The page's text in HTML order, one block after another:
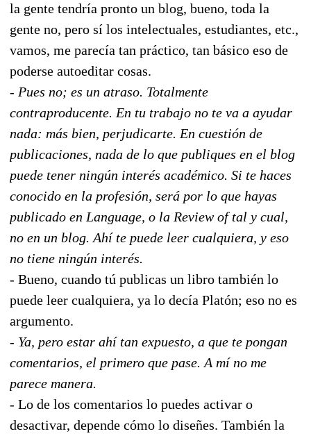
la gente tendría pronto un blog, bueno, toda la
gente no, pero sí los intelectuales, estudiantes, etc.,
vamos, me parecía tan práctico, tan básico eso de
poderse autoeditar cosas.
- Pues no; es un atraso. Totalmente
contraproducente. En tu trabajo no te va a ayudar
nada: más bien, perjudicarte. En cuestión de
publicaciones, nada de lo que publiques en el blog
puede tener ningún interés académico. Si te haces
conocido en la profesión, será por lo que hayas
publicado en Language, o la Review of tal y cual,
no en un blog. Ahí te puede leer cualquiera, y eso
no tiene ningún interés.
- Bueno, cuando tú publicas un libro también lo
puede leer cualquiera, ya lo decía Platón; eso no es
argumento.
- Ya, pero estar ahí tan expuesto, a que te pongan
comentarios, el primero que pase. A mí no me
parece manera.
- Lo de los comentarios lo puedes activar o
desactivar, depende cómo lo diseñes. También la